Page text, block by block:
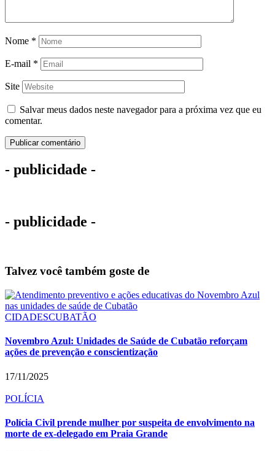
Nome *
E-mail *
Site
Salvar meus dados neste navegador para a próxima vez que eu
comentar.
- publicidade -
- publicidade -
Talvez você também goste de
CIDADESCUBATÃO
Novembro Azul: Unidades de Saúde de Cubatão reforçam
ações de prevenção e conscientização
17/11/2025
POLÍCIA
Polícia Civil prende mulher por suspeita de envolvimento na
morte de ex-delegado em Praia Grande